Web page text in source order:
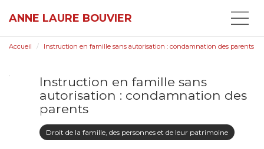
ANNE LAURE BOUVIER
Accueil Instruction en famille sans autorisation : condamnation des parents
Instruction en famille sans
autorisation : condamnation des
parents
Droit de la famille, des personnes et de leur patrimoine